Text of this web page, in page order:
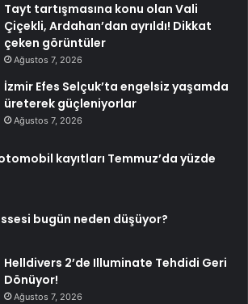
Tayt tartışmasına konu olan Vali
Çiçekli, Ardahan’dan ayrıldı! Dikkat
çeken görüntüler
Ağustos 7, 2026
İzmir Efes Selçuk’ta engelsiz yaşamda
üreterek güçleniyorlar
Ağustos 7, 2026
kayıtları Temmuz’da yüzde
bugün neden düşüyor?
Helldivers 2’de Illuminate Tehdidi Geri
Dönüyor!
Ağustos 7, 2026